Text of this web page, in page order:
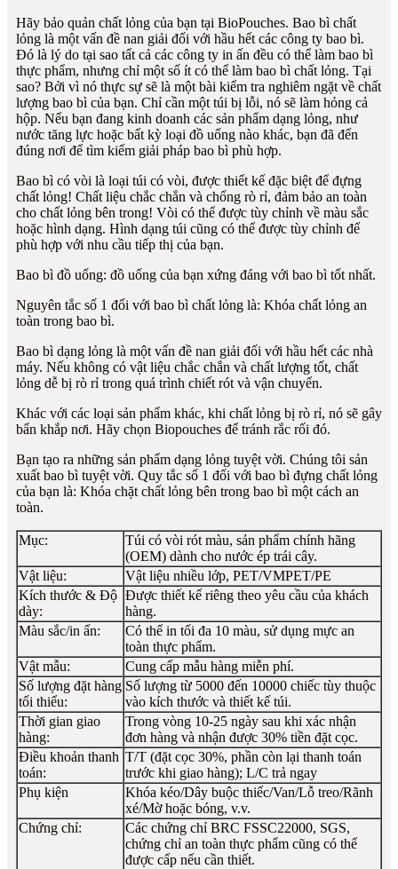
Hãy bảo quản chất lỏng của bạn tại BioPouches. Bao bì chất
lỏng là một vấn đề nan giải đối với hầu hết các công ty bao bì.
Đó là lý do tại sao tất cả các công ty in ấn đều có thể làm bao bì
thực phẩm, nhưng chỉ một số ít có thể làm bao bì chất lỏng. Tại
sao? Bởi vì nó thực sự sẽ là một bài kiểm tra nghiêm ngặt về chất
lượng bao bì của bạn. Chỉ cần một túi bị lỗi, nó sẽ làm hỏng cả
hộp. Nếu bạn đang kinh doanh các sản phẩm dạng lỏng, như
nước tăng lực hoặc bất kỳ loại đồ uống nào khác, bạn đã đến
đúng nơi để tìm kiếm giải pháp bao bì phù hợp.
Bao bì có vòi là loại túi có vòi, được thiết kế đặc biệt để đựng
chất lỏng! Chất liệu chắc chắn và chống rò rỉ, đảm bảo an toàn
cho chất lỏng bên trong! Vòi có thể được tùy chỉnh về màu sắc
hoặc hình dạng. Hình dạng túi cũng có thể được tùy chỉnh để
phù hợp với nhu cầu tiếp thị của bạn.
Bao bì đồ uống: đồ uống của bạn xứng đáng với bao bì tốt nhất.
Nguyên tắc số 1 đối với bao bì chất lỏng là: Khóa chất lỏng an
toàn trong bao bì.
Bao bì dạng lỏng là một vấn đề nan giải đối với hầu hết các nhà
máy. Nếu không có vật liệu chắc chắn và chất lượng tốt, chất
lỏng dễ bị rò rỉ trong quá trình chiết rót và vận chuyển.
Khác với các loại sản phẩm khác, khi chất lỏng bị rò rỉ, nó sẽ gây
bẩn khắp nơi. Hãy chọn Biopouches để tránh rắc rối đó.
Bạn tạo ra những sản phẩm dạng lỏng tuyệt vời. Chúng tôi sản
xuất bao bì tuyệt vời. Quy tắc số 1 đối với bao bì đựng chất lỏng
của bạn là: Khóa chặt chất lỏng bên trong bao bì một cách an
toàn.
Mục:
Túi có vòi rót màu, sản phẩm chính hãng
(OEM) dành cho nước ép trái cây.
Vật liệu:
Vật liệu nhiều lớp, PET/VMPET/PE
Kích thước & Độ
dày:
Được thiết kế riêng theo yêu cầu của khách
hàng.
Màu sắc/in ấn:
Có thể in tối đa 10 màu, sử dụng mực an
toàn thực phẩm.
Vật mẫu:
Cung cấp mẫu hàng miễn phí.
Số lượng đặt hàng
tối thiểu:
Số lượng từ 5000 đến 10000 chiếc tùy thuộc
vào kích thước và thiết kế túi.
Thời gian giao
hàng:
Trong vòng 10-25 ngày sau khi xác nhận
đơn hàng và nhận được 30% tiền đặt cọc.
Điều khoản thanh
toán:
T/T (đặt cọc 30%, phần còn lại thanh toán
trước khi giao hàng); L/C trả ngay
Phụ kiện
Khóa kéo/Dây buộc thiếc/Van/Lỗ treo/Rãnh
xé/Mờ hoặc bóng, v.v.
Chứng chỉ:
Các chứng chỉ BRC FSSC22000, SGS,
chứng chỉ an toàn thực phẩm cũng có thể
được cấp nếu cần thiết.